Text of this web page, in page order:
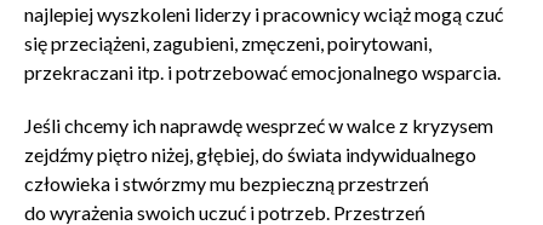
najlepiej wyszkoleni liderzy i pracownicy wciąż mogą czuć
się przeciążeni, zagubieni, zmęczeni, poirytowani,
przekraczani itp. i potrzebować emocjonalnego wsparcia.
Jeśli chcemy ich naprawdę wesprzeć w walce z kryzysem
zejdźmy piętro niżej, głębiej, do świata indywidualnego
człowieka i stwórzmy mu bezpieczną przestrzeń
do wyrażenia swoich uczuć i potrzeb. Przestrzeń